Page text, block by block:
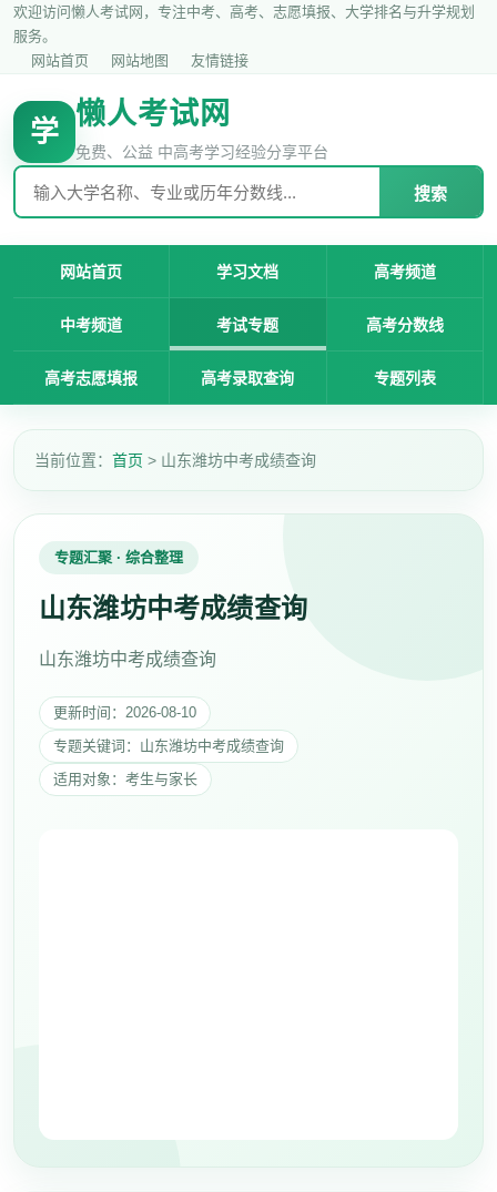
欢迎访问懒人考试网，专注中考、高考、志愿填报、大学排名与升学规划
服务。
网站首页
网站地图 友情链接
学
懒人考试网
免费、公益 中高考学习经验分享平台
搜索
网站首页 学习文档 高考频道
中考频道 考试专题 高考分数线
高考志愿填报 高考录取查询 专题列表
当前位置： 首页 > 山东潍坊中考成绩查询
专题汇聚 · 综合整理
山东潍坊中考成绩查询
山东潍坊中考成绩查询
更新时间：2026-08-10
专题关键词：山东潍坊中考成绩查询
适用对象：考生与家长